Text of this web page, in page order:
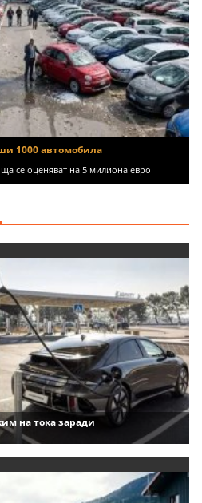
1000 автомобила
се оценяват на 5 милиона евро
на тока заради